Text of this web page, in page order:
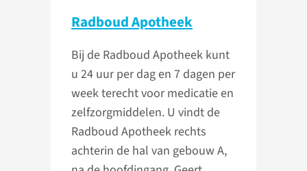
Radboud Apotheek
Bij de Radboud Apotheek kunt
u 24 uur per dag en 7 dagen per
week terecht voor medicatie en
zelfzorgmiddelen. U vindt de
Radboud Apotheek rechts
achterin de hal van gebouw A,